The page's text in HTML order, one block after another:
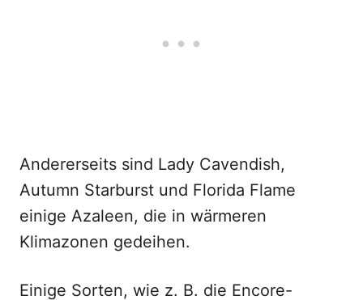
Andererseits sind Lady Cavendish,
Autumn Starburst und Florida Flame
einige Azaleen, die in wärmeren
Klimazonen gedeihen.
Einige Sorten, wie z. B. die Encore-